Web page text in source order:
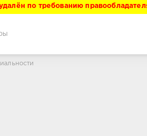
по требованию